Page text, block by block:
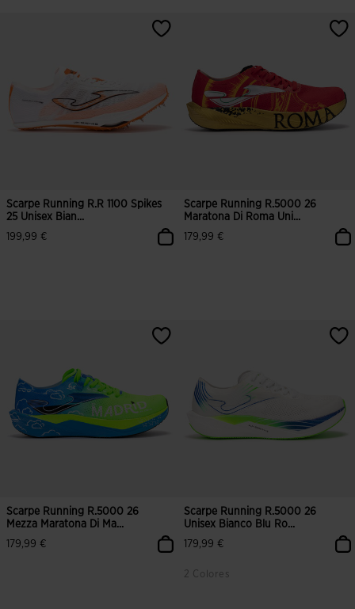
4,9 su 5 valutazione dei clienti 4,5 su 5 valutazione dei clienti
Scarpe Running R.R 1100 Spikes
25 Unisex Bian...
199,99 €
3,5 su 5 valutazione dei clienti
Scarpe Running R.5000 26
Maratona Di Roma Uni...
179,99 €
4,8 su 5 valutazione dei clienti
Scarpe Running R.5000 26
Mezza Maratona Di Ma...
179,99 €
Scarpe Running R.5000 26
Unisex Bianco Blu Ro...
179,99 €
2 Colores